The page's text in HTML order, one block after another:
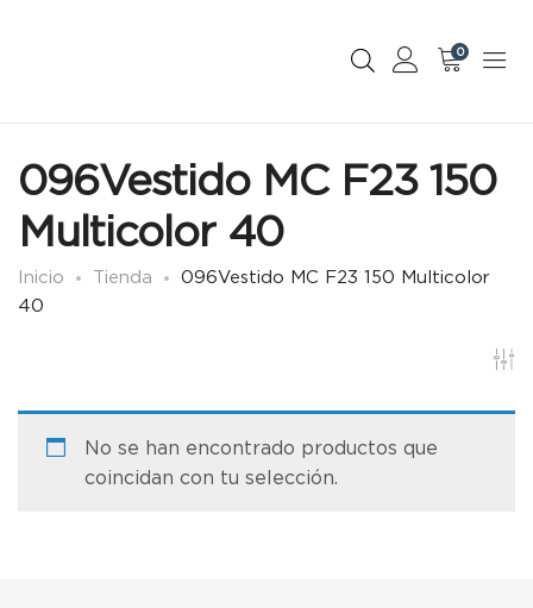
0
096Vestido MC F23 150
Multicolor 40
Inicio Tienda
096Vestido MC F23 150 Multicolor
40
No se han encontrado productos que
coincidan con tu selección.